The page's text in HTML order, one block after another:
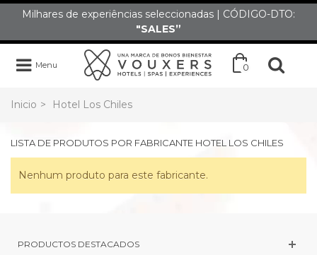
Milhares de experiências seleccionadas | CÓDIGO-DTO:
"SALES”
Menu 0
Inicio > Hotel Los Chiles
LISTA DE PRODUTOS POR FABRICANTE HOTEL LOS CHILES
Nenhum produto para este fabricante.
PRODUCTOS DESTACADOS